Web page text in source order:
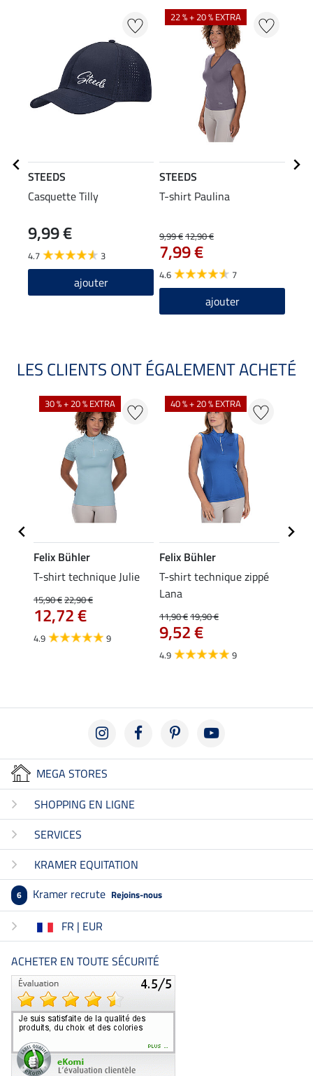
STEEDS
Casquette Tilly
9,99 €
4.7 3
ajouter
22 % + 20 % EXTRA
STEEDS
T-shirt Paulina
9,99 €12,90 €
7,99 €
4.6 7
ajouter
LES CLIENTS ONT ÉGALEMENT ACHETÉ
30 % + 20 % EXTRA
Felix Bühler
T-shirt technique Julie
15,90 €22,90 €
12,72 €
4.9 9
40 % + 20 % EXTRA
Felix Bühler
T-shirt technique zippé
Lana
11,90 €19,90 €
9,52 €
4.9 9
MEGA STORES
SHOPPING EN LIGNE
SERVICES
KRAMER EQUITATION
6 Kramer recrute Rejoins-nous
FR | EUR
ACHETER EN TOUTE SÉCURITÉ